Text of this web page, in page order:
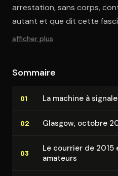
arrestation, sans corps,
autant et que dit cette
afficher plus
Sommaire
01 La machine à
02 Glasgow, octobre
03
Le courrier de
amateurs